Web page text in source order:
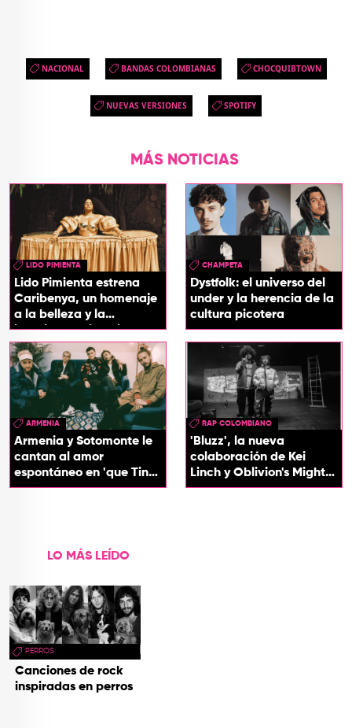
NACIONAL BANDAS COLOMBIANAS CHOCQUIBTOWN
NUEVAS VERSIONES SPOTIFY
MÁS NOTICIAS
LIDO PIMIENTA
Lido Pimienta estrena
Caribenya, un homenaje
a la belleza y la
identidad del Caribe
CHAMPETA
Dystfolk: el universo del
under y la herencia de la
cultura picotera
ARMENIA
Armenia y Sotomonte le
cantan al amor
espontáneo en 'que Tin
que Tan'
RAP COLOMBIANO
'Bluzz', la nueva
colaboración de Kei
Linch y Oblivion's Mighty
Trash
LO MÁS LEÍDO
PERROS
Canciones de rock
inspiradas en perros